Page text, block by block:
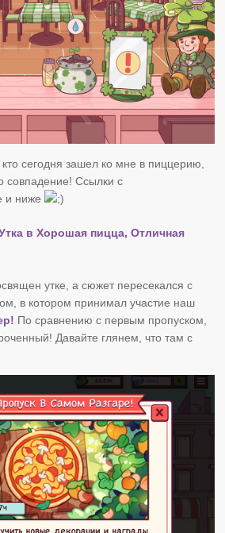
сегодня зашел ко мне в пиццерию,
совпадение! Ссылки с
и ниже
в Хорошая пицца, Отличная
утке, а сюжет пересекался с
в котором принимал участие наш
По сравнению с первым пропуском,
Давайте глянем, что там с